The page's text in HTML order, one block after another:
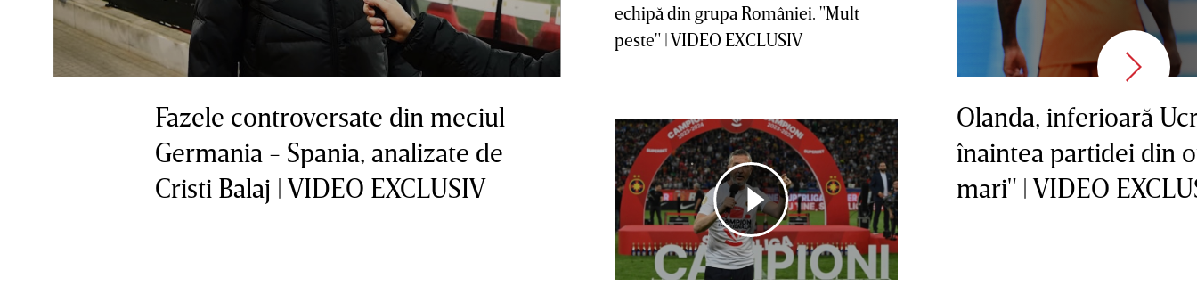
Fazele controversate din meciul
Germania - Spania, analizate de
Cristi Balaj | VIDEO EXCLUSIV
echipă din grupa României. "Mult
peste" | VIDEO EXCLUSIV
Olanda, inferioară
înaintea partidei din
mari" | VIDEO